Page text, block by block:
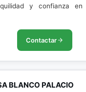
y confianza
Contactar
BLANCO PALACIO